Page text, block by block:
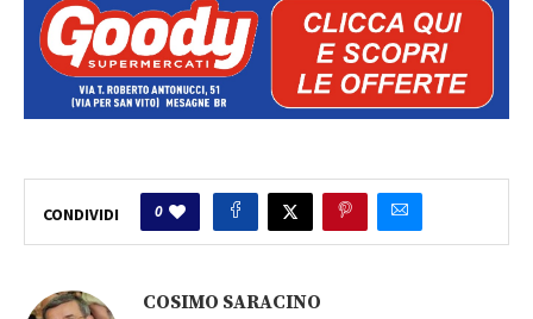
CONDIVIDI 0
COSIMO SARACINO